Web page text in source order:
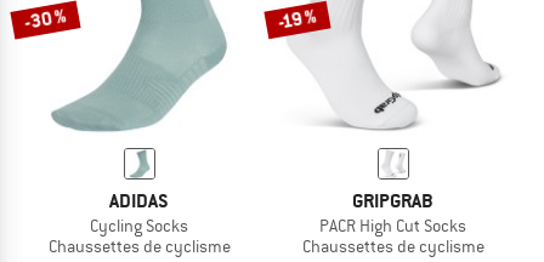
-30 %
ADIDAS
Cycling Socks
Chaussettes de cyclisme
-19 %
GRIPGRAB
PACR High Cut Socks
Chaussettes de cyclisme